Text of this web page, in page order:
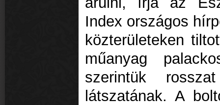
Index országos
közterületeken
műanyag
szerintük
látszatának. A